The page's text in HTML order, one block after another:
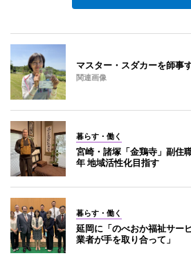
マスター・スダカーを師事
関連画像
暮らす・働く
宮崎・諸塚「金鶏寺」副住
年 地域活性化目指す
暮らす・働く
延岡に「のべおか福祉サー
業者が手を取り合って」